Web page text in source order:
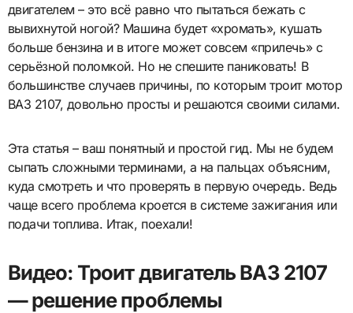
двигателем – это всё равно что пытаться бежать с
вывихнутой ногой? Машина будет «хромать», кушать
больше бензина и в итоге может совсем «прилечь» с
серьёзной поломкой. Но не спешите паниковать! В
большинстве случаев причины, по которым троит мотор
ВАЗ 2107, довольно просты и решаются своими силами.
Эта статья – ваш понятный и простой гид. Мы не будем
сыпать сложными терминами, а на пальцах объясним,
куда смотреть и что проверять в первую очередь. Ведь
чаще всего проблема кроется в системе зажигания или
подачи топлива. Итак, поехали!
Видео: Троит двигатель ВАЗ 2107
— решение проблемы